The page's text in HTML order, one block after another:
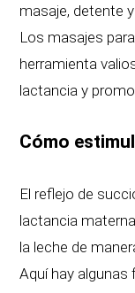
masaje, detente
Los masajes
herramienta
lactancia y
Cómo
El reflejo de
lactancia
la leche de
Aquí hay